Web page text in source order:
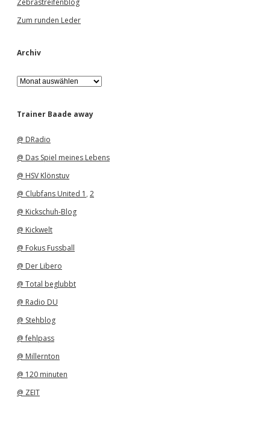
Zebrastreifenblog
Zum runden Leder
Archiv
A
r
h
Trainer Baade away
@ DRadio
@ Das Spiel meines Lebens
@ HSV Klönstuv
@ Clubfans United 1 , 2
@ Kickschuh-Blog
@ Kickwelt
@ Fokus Fussball
@ Der Libero
@ Total beglubbt
@ Radio DU
@ Stehblog
@ fehlpass
@ Millernton
@ 120 minuten
@ ZEIT